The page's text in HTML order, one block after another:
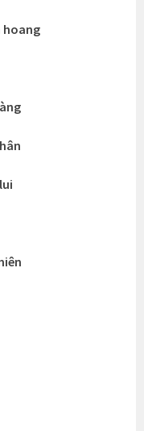
hoang